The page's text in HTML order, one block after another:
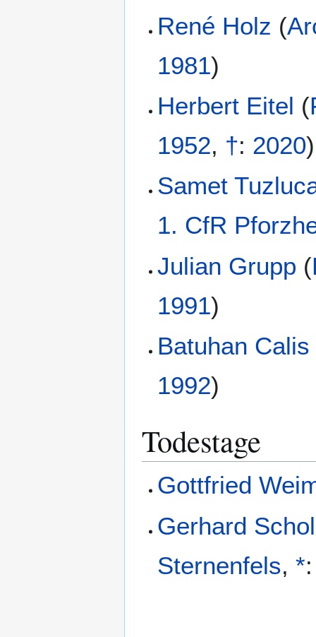
René Holz (
1981)
Herbert Eitel (
1952, †: 2020)
Samet
1. CfR
Julian Grupp (
1991)
Batuhan Calis
1992)
Todestage
Gottfried
Gerhard
Sternenfels,*